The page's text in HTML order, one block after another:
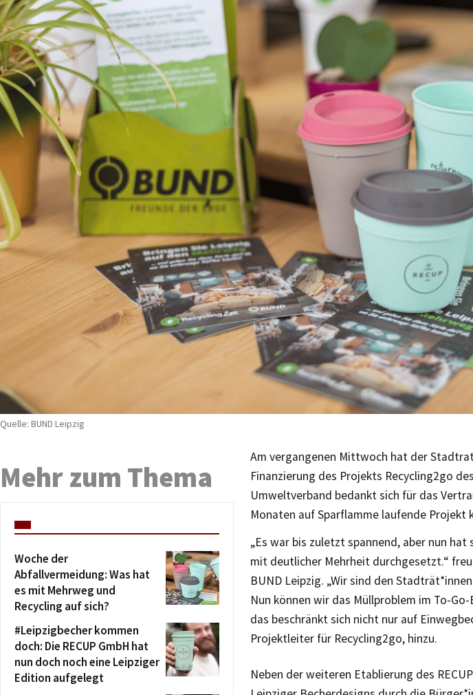
Quelle: BUND Leipzig
Am vergangenen Mittwoch hat der
Finanzierung des Projekts Recycling2go
Umweltverband bedankt sich für das
Monaten auf Sparflamme laufende
„Es war bis zuletzt spannend, aber nun
mit deutlicher Mehrheit durchgesetzt.“
BUND Leipzig. „Wir sind den
Nun können wir das Müllproblem im To-
das beschränkt sich nicht nur auf
Projektleiter für Recycling2go, hinzu.
Neben der weiteren Etablierung des
Mehr zum Thema
Woche der
Abfallvermeidung: Was hat
es mit Mehrweg und
Recycling auf sich?
#Leipzigbecher kommen
doch: Die RECUP GmbH hat
nun doch noch eine Leipziger
Edition aufgelegt